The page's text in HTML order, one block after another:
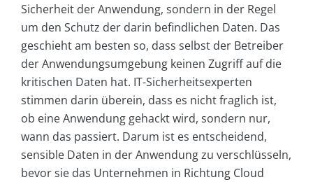
Sicherheit der Anwendung, sondern in der Regel
um den Schutz der darin befindlichen Daten. Das
geschieht am besten so, dass selbst der Betreiber
der Anwendungsumgebung keinen Zugriff auf die
kritischen Daten hat. IT-Sicherheitsexperten
stimmen darin überein, dass es nicht fraglich ist,
ob eine Anwendung gehackt wird, sondern nur,
wann das passiert. Darum ist es entscheidend,
sensible Daten in der Anwendung zu verschlüsseln,
bevor sie das Unternehmen in Richtung Cloud